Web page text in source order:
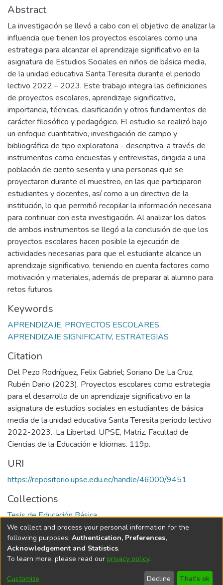
Abstract
La investigación se llevó a cabo con el objetivo de analizar la
influencia que tienen los proyectos escolares como una
estrategia para alcanzar el aprendizaje significativo en la
asignatura de Estudios Sociales en niños de básica media,
de la unidad educativa Santa Teresita durante el periodo
lectivo 2022 – 2023. Este trabajo integra las definiciones
de proyectos escolares, aprendizaje significativo,
importancia, técnicas, clasificación y otros fundamentos de
carácter filosófico y pedagógico. El estudio se realizó bajo
un enfoque cuantitativo, investigación de campo y
bibliográfica de tipo exploratoria - descriptiva, a través de
instrumentos como encuestas y entrevistas, dirigida a una
población de ciento sesenta y una personas que se
proyectaron durante el muestreo, en las que participaron
estudiantes y docentes, así como a un directivo de la
institución, lo que permitió recopilar la información necesaria
para continuar con esta investigación. Al analizar los datos
de ambos instrumentos se llegó a la conclusión de que los
proyectos escolares hacen posible la ejecución de
actividades necesarias para que el estudiante alcance un
aprendizaje significativo, teniendo en cuenta factores como
motivación y materiales, además de preparar al alumno para
retos futuros.
Keywords
APRENDIZAJE, PROYECTOS ESCOLARES,
APRENDIZAJE SIGNIFICATIV, ESTRATEGIAS
Citation
Del Pezo Rodríguez, Felix Gabriel; Soriano De La Cruz,
Rubén Dario (2023). Proyectos escolares como estrategia
para el desarrollo de un aprendizaje significativo en la
asignatura de estudios sociales en estudiantes de básica
media de la unidad educativa Santa Teresita periodo lectivo
2022-2023. .La Libertad. UPSE, Matriz. Facultad de
Ciencias de la Educación e Idiomas. 119p.
URI
https://repositorio.upse.edu.ec/handle/46000/9451
Collections
Tesis de Educación Básica
Full item page
DSpace softwarecopyright © 2002-2026
Cookie
End User
Send
We collect and process your personal information for the
following purposes: Authentication, Preferences,
Acknowledgement and Statistics.
To learn more, please read our privacy policy.
Customize Decline That's ok